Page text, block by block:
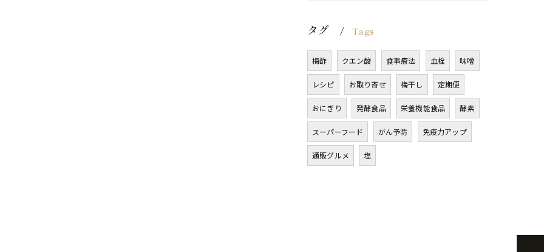
タグ Tags
梅酢 クエン酸 食事療法 血栓 味噌
レシピ お取り寄せ 梅干し 定期便
おにぎり 発酵食品 栄養機能食品 酵素
スーパーフード がん予防 免疫力アップ
通販グルメ 塩